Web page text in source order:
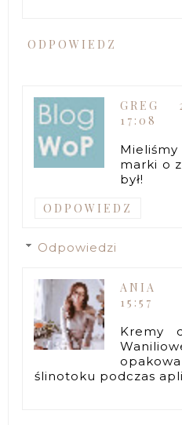
ODPOWIEDZ
GREG
17:08
marki o
był!
ODPOWIEDZ
Odpowiedzi
ANIA
15:57
Kremy
ślinotoku podczas